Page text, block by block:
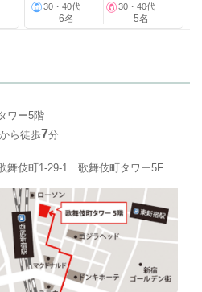
30・40代
6名
30・40代
5名
ワー5階
ら徒歩7分
舞伎町1-29-1 歌舞伎町タワー5F